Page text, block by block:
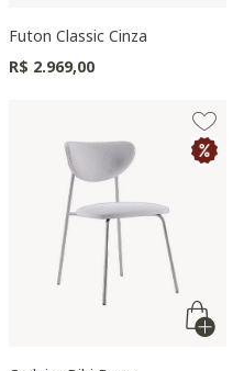
Futon Classic Cinza
R$ 2.969,00